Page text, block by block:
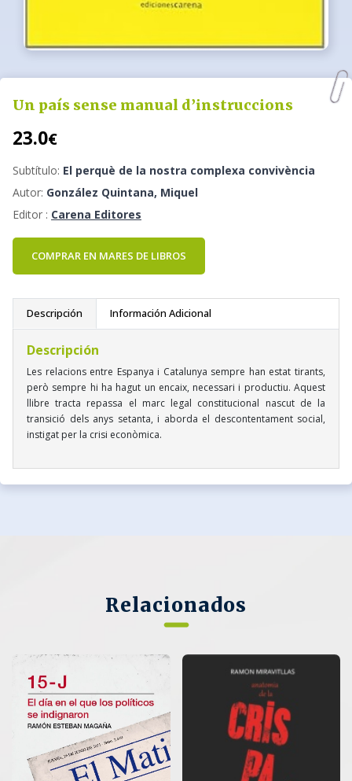
Un país sense manual d’instruccions
23.0€
Subtítulo: El perquè de la nostra complexa convivència
Autor: González Quintana, Miquel
Editor : Carena Editores
COMPRAR EN MARES DE LIBROS
Descripción Información Adicional
Descripción
Les relacions entre Espanya i Catalunya sempre han estat tirants,
però sempre hi ha hagut un encaix, necessari i productiu. Aquest
llibre tracta repassa el marc legal constitucional nascut de la
transició dels anys setanta, i aborda el descontentament social,
instigat per la crisi econòmica.
Relacionados